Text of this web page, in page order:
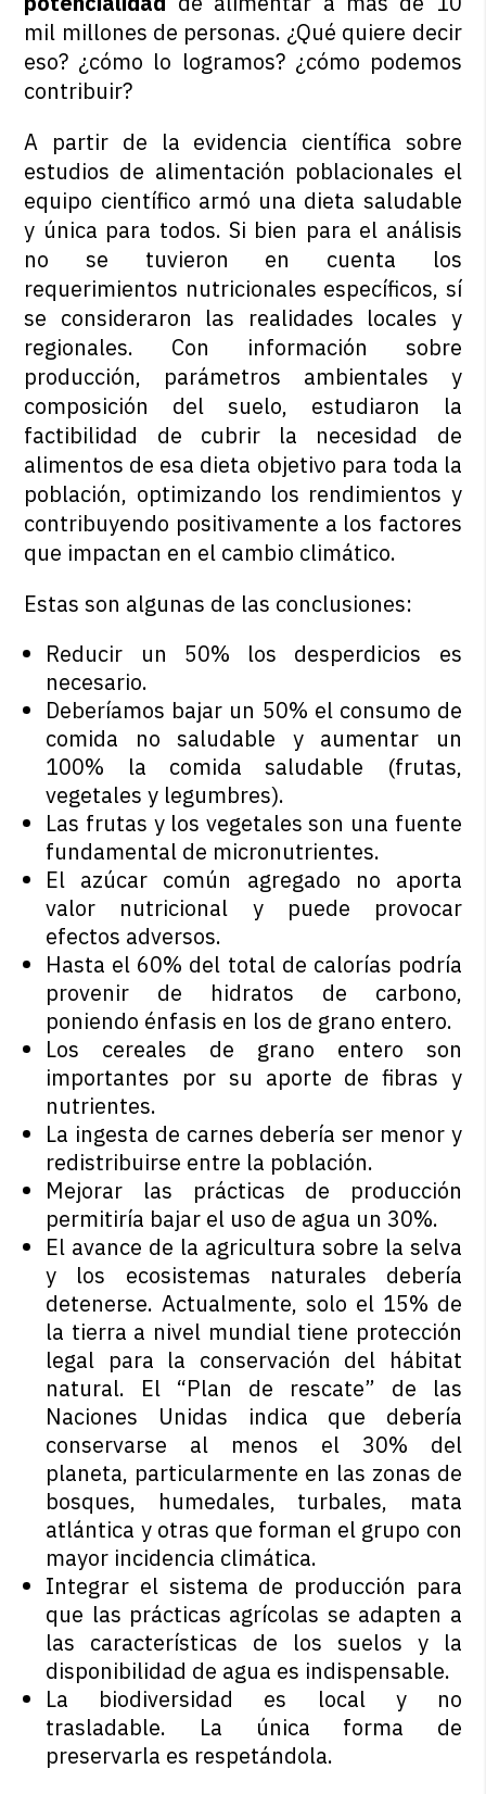
mil millones de personas. ¿Qué quiere decir
eso? ¿cómo lo logramos? ¿cómo podemos
contribuir?
A partir de la evidencia científica sobre
estudios de alimentación poblacionales el
equipo científico armó una dieta saludable
y única para todos. Si bien para el análisis
no se tuvieron en cuenta los
requerimientos nutricionales específicos, sí
se consideraron las realidades locales y
regionales. Con información sobre
producción, parámetros ambientales y
composición del suelo, estudiaron la
factibilidad de cubrir la necesidad de
alimentos de esa dieta objetivo para toda la
población, optimizando los rendimientos y
contribuyendo positivamente a los factores
que impactan en el cambio climático.
Estas son algunas de las conclusiones:
Reducir un 50% los desperdicios es
necesario.
Deberíamos bajar un 50% el consumo de
comida no saludable y aumentar un
100% la comida saludable (frutas,
vegetales y legumbres).
Las frutas y los vegetales son una fuente
fundamental de micronutrientes.
El azúcar común agregado no aporta
valor nutricional y puede provocar
efectos adversos.
Hasta el 60% del total de calorías podría
provenir de hidratos de carbono,
poniendo énfasis en los de grano entero.
Los cereales de grano entero son
importantes por su aporte de fibras y
nutrientes.
La ingesta de carnes debería ser menor y
redistribuirse entre la población.
Mejorar las prácticas de producción
permitiría bajar el uso de agua un 30%.
El avance de la agricultura sobre la selva
y los ecosistemas naturales debería
detenerse. Actualmente, solo el 15% de
la tierra a nivel mundial tiene protección
legal para la conservación del hábitat
natural. El “Plan de rescate” de las
Naciones Unidas indica que debería
conservarse al menos el 30% del
planeta, particularmente en las zonas de
bosques, humedales, turbales, mata
atlántica y otras que forman el grupo con
mayor incidencia climática.
Integrar el sistema de producción para
que las prácticas agrícolas se adapten a
las características de los suelos y la
disponibilidad de agua es indispensable.
La biodiversidad es local y no
trasladable. La única forma de
preservarla es respetándola.